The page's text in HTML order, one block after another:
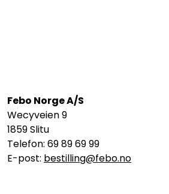
Febo Norge A/S
Wecyveien 9
1859 Slitu
Telefon: 69 89 69 99
E-post: bestilling@febo.no